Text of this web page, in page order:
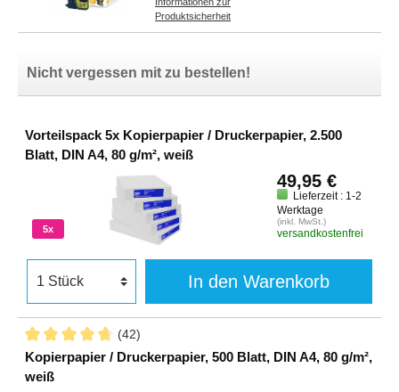
Produktsicherheit
Nicht vergessen mit zu bestellen!
Vorteilspack 5x Kopierpapier / Druckerpapier, 2.500
Blatt, DIN A4, 80 g/m², weiß
5x
49,95 €
Lieferzeit : 1-2
Werktage
(inkl. MwSt.)
versandkostenfrei
In den Warenkorb
(42)
Kopierpapier / Druckerpapier, 500 Blatt, DIN A4, 80 g/m²,
weiß